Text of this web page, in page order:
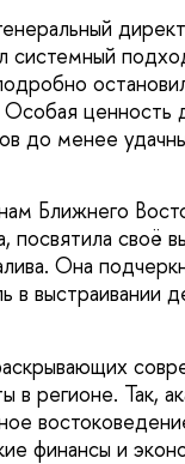
системный
ценность
до менее
Ближнего
своё
Она
в выстраивании
в регионе. Так,
финансы и